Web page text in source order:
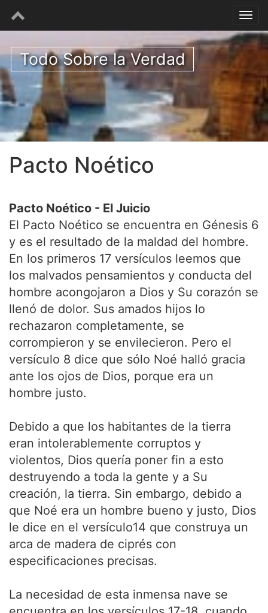
Todo Sobre la Verdad
Pacto Noético
Pacto Noético - El Juicio
El Pacto Noético se encuentra en Génesis 6
y es el resultado de la maldad del hombre.
En los primeros 17 versículos leemos que
los malvados pensamientos y conducta del
hombre acongojaron a Dios y Su corazón se
llenó de dolor. Sus amados hijos lo
rechazaron completamente, se
corrompieron y se envilecieron. Pero el
versículo 8 dice que sólo Noé halló gracia
ante los ojos de Dios, porque era un
hombre justo.
Debido a que los habitantes de la tierra
eran intolerablemente corruptos y
violentos, Dios quería poner fin a esto
destruyendo a toda la gente y a Su
creación, la tierra. Sin embargo, debido a
que Noé era un hombre bueno y justo, Dios
le dice en el versículo14 que construya un
arca de madera de ciprés con
especificaciones precisas.
La necesidad de esta inmensa nave se